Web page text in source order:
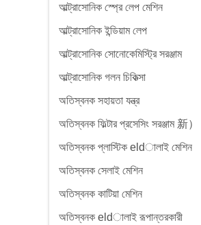
আল্ট্রাসোনিক স্প্রে লেপ মেশিন
আল্ট্রাসোনিক ইন্ডিয়াম লেপ
আল্ট্রাসোনিক সোনোকেমিস্ট্রি সরঞ্জাম
আল্ট্রাসোনিক গলন চিকিত্সা
অতিস্বনক সহায়তা যন্ত্র
অতিস্বনক ফিল্টার প্রসেসিং সরঞ্জাম 新）
অতিস্বনক প্লাস্টিক eldালাই মেশিন
অতিস্বনক সেলাই মেশিন
অতিস্বনক কাটিয়া মেশিন
অতিস্বনক eldালাই রূপান্তরকারী